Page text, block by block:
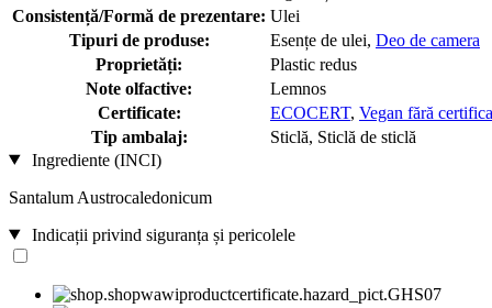
Consistență/Formă de prezentare: Ulei
Tipuri de produse:
Esențe de ulei, Deo de camera
Proprietăți:
Plastic redus
Note olfactive:
Lemnos
Certificate:
ECOCERT, Vegan fără
Tip ambalaj:
Sticlă, Sticlă de sticlă
Ingrediente (INCI)
Santalum Austrocaledonicum
Indicații privind siguranța și pericolele